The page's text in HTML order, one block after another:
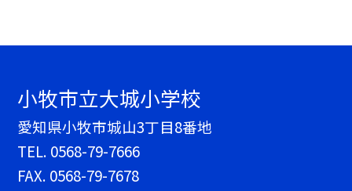
小牧市立大城小学校
愛知県小牧市城山3丁目8番地
TEL. 0568-79-7666
FAX. 0568-79-7678